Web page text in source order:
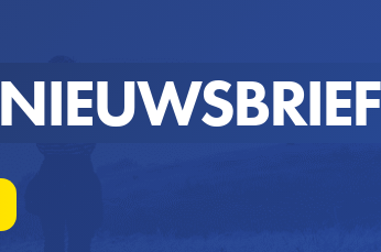
NIEUWSBRIEF